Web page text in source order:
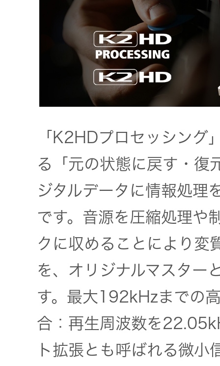
「K2HDプロセッシング
る「元の状態に戻す・復
ジタルデータに情報処理
です。音源を圧縮処理や
クに収めることにより変
を、オリジナルマスター
す。最大192kHzまでの
合：再生周波数を
ト拡張とも呼ばれる微小